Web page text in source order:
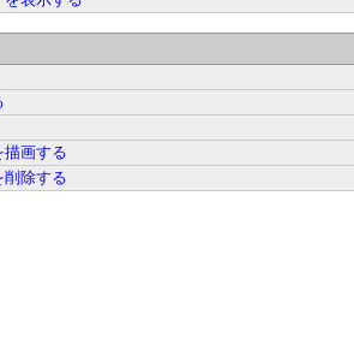
描画する
削除する